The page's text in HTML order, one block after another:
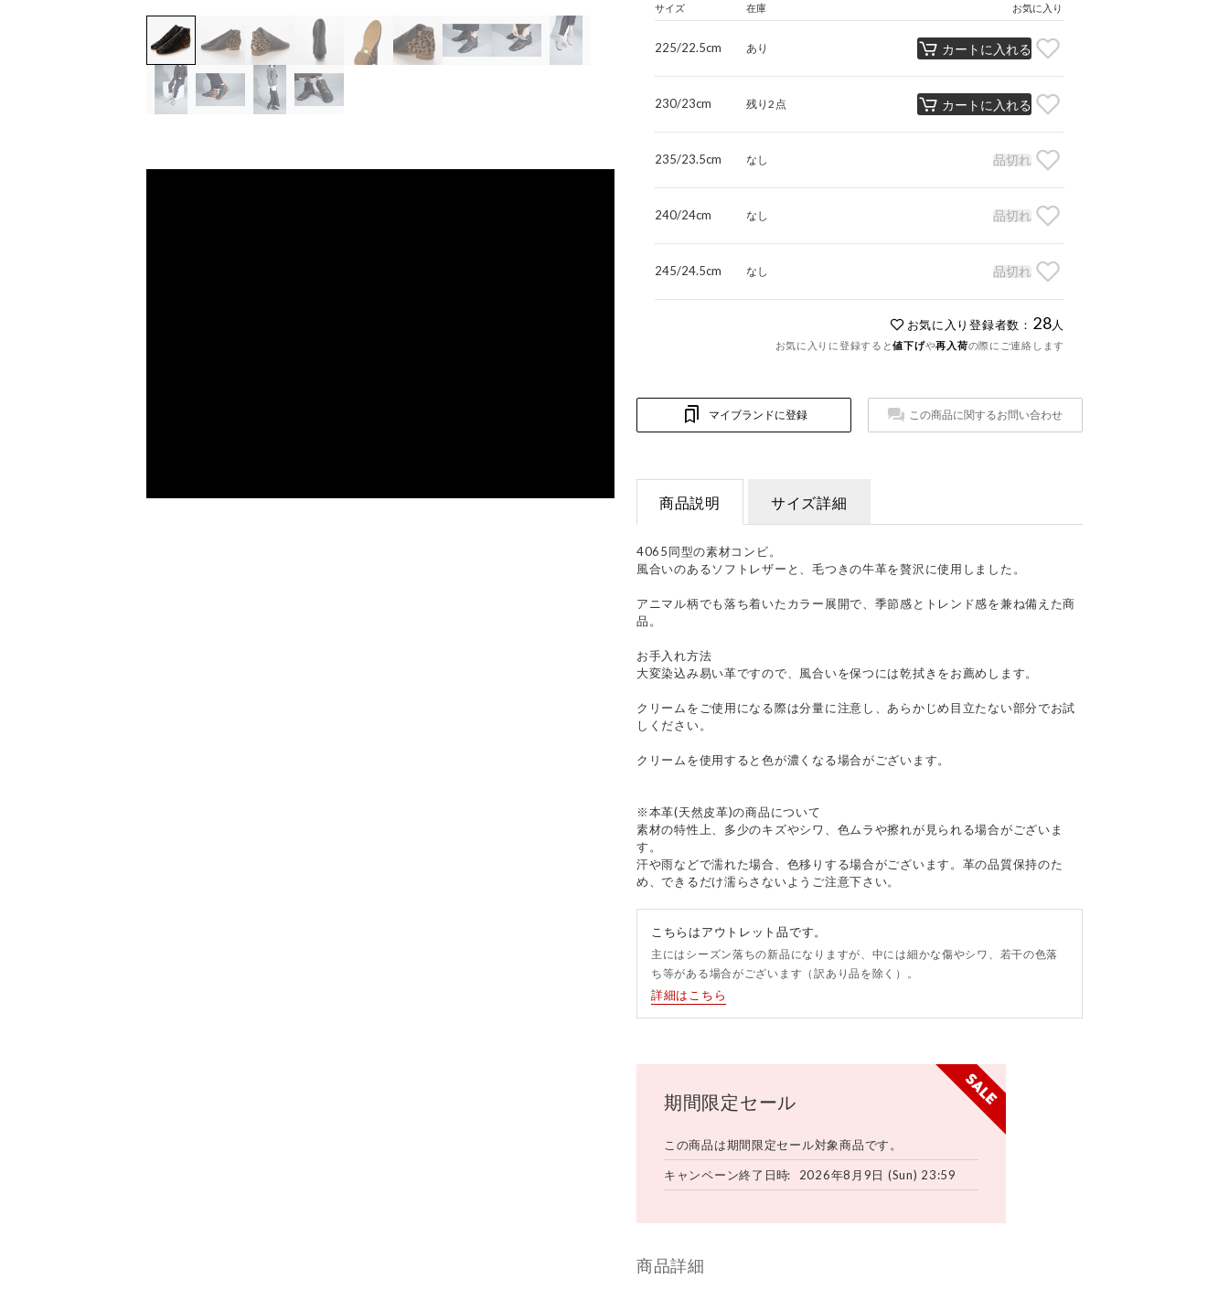
サイズ 在庫 お気に入り
225/22.5cm あり カートに入れる
230/23cm 残り2点 カートに入れる
235/23.5cm なし 品切れ
240/24cm なし 品切れ
245/24.5cm なし 品切れ
お気に入り登録者数： 28 人
お気に入りに登録すると値下げや再入荷の際にご連絡します
マイブランドに登録 この商品に関するお問い合わせ
商品説明 サイズ詳細
4065同型の素材コンビ。
風合いのあるソフトレザーと、毛つきの牛革を贅沢に使用しました。
アニマル柄でも落ち着いたカラー展開で、季節感とトレンド感を兼ね備えた商
品。
お手入れ方法
大変染込み易い革ですので、風合いを保つには乾拭きをお薦めします。
クリームをご使用になる際は分量に注意し、あらかじめ目立たない部分でお試
しください。
クリームを使用すると色が濃くなる場合がございます。
※本革(天然皮革)の商品について
素材の特性上、多少のキズやシワ、色ムラや擦れが見られる場合がございま
す。
汗や雨などで濡れた場合、色移りする場合がございます。革の品質保持のた
め、できるだけ濡らさないようご注意下さい。
こちらはアウトレット品です。
主にはシーズン落ちの新品になりますが、中には細かな傷やシワ、若干の色落
ち等がある場合がございます（訳あり品を除く）。
詳細はこちら
期間限定セール
この商品は期間限定セール対象商品です。
キャンペーン終了日時 2026年8月9日 (Sun) 23:59
商品詳細